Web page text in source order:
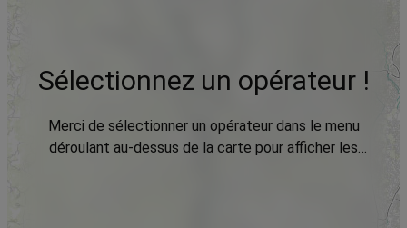
Sélectionnez un opérateur !
Merci de sélectionner un opérateur dans le menu
déroulant au-dessus de la carte pour afficher les